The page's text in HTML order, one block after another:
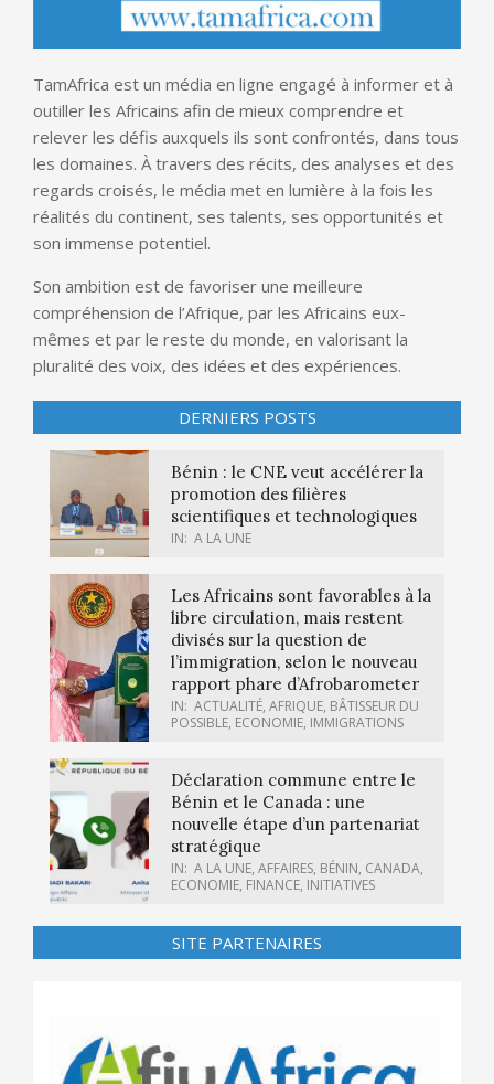
TamAfrica est un média en ligne engagé à informer et à
outiller les Africains afin de mieux comprendre et
relever les défis auxquels ils sont confrontés, dans tous
les domaines. À travers des récits, des analyses et des
regards croisés, le média met en lumière à la fois les
réalités du continent, ses talents, ses opportunités et
son immense potentiel.
Son ambition est de favoriser une meilleure
compréhension de l’Afrique, par les Africains eux-
mêmes et par le reste du monde, en valorisant la
pluralité des voix, des idées et des expériences.
DERNIERS POSTS
Bénin : le CNE veut accélérer la
promotion des filières
scientifiques et technologiques
IN: A LA UNE
Les Africains sont favorables à la
libre circulation, mais restent
divisés sur la question de
l’immigration, selon le nouveau
rapport phare d’Afrobarometer
IN: ACTUALITÉ, AFRIQUE, BÂTISSEUR DU
POSSIBLE, ECONOMIE, IMMIGRATIONS
Déclaration commune entre le
Bénin et le Canada : une
nouvelle étape d’un partenariat
stratégique
IN: A LA UNE, AFFAIRES, BÉNIN, CANADA,
ECONOMIE, FINANCE, INITIATIVES
SITE PARTENAIRES